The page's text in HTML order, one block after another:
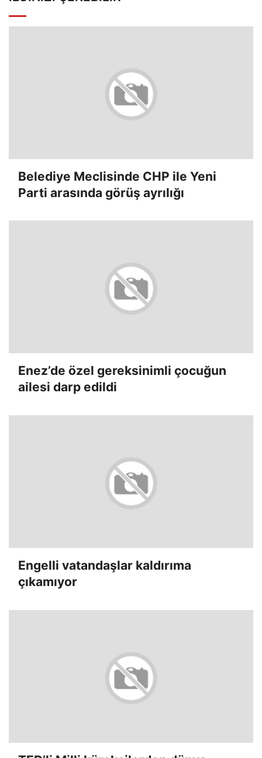
Belediye Meclisinde CHP ile Yeni
Parti arasında görüş ayrılığı
Enez’de özel gereksinimli çocuğun
ailesi darp edildi
Engelli vatandaşlar kaldırıma
çıkamıyor